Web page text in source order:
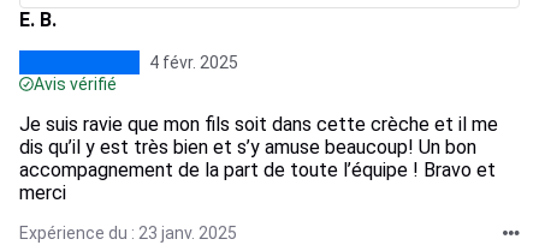
E. B.
4 févr. 2025
Avis vérifié
Je suis ravie que mon fils soit dans cette crèche et il me
dis qu’il y est très bien et s’y amuse beaucoup! Un bon
accompagnement de la part de toute l’équipe ! Bravo et
merci
Expérience du : 23 janv. 2025